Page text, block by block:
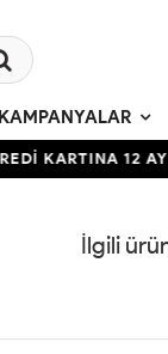
KAMPANYALAR
KARTINA 12 AY
İlgili